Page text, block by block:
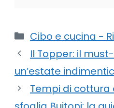
Categorie
Cibo e cucina -
Il Topper: il
un’estate
Tempi di